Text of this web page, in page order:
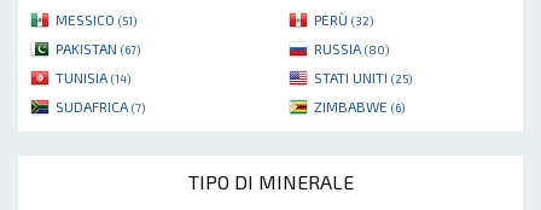
MESSICO (51) PERÙ (32)
PAKISTAN (67) RUSSIA (80)
TUNISIA (14) STATI UNITI (25)
SUDAFRICA (7) ZIMBABWE (6)
TIPO DI MINERALE